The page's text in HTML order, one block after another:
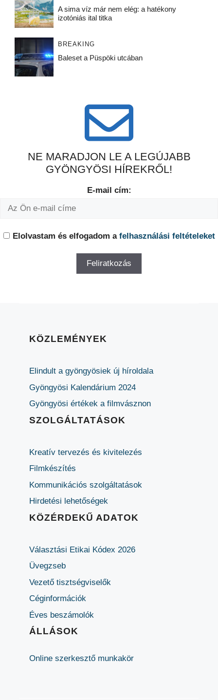
A sima víz már nem elég: a hatékony
izotóniás ital titka
BREAKING
Baleset a Püspöki utcában
NE MARADJON LE A LEGÚJABB
GYÖNGYÖSI HÍREKRŐL!
E-mail cím:
Elolvastam és elfogadom a felhasználási feltételeket
KÖZLEMÉNYEK
Elindult a gyöngyösiek új híroldala
Gyöngyösi Kalendárium 2024
Gyöngyösi értékek a filmvásznon
SZOLGÁLTATÁSOK
Kreatív tervezés és kivitelezés
Filmkészítés
Kommunikációs szolgáltatások
Hirdetési lehetőségek
KÖZÉRDEKŰ ADATOK
Választási Etikai Kódex 2026
Üvegzseb
Vezető tisztségviselők
Céginformációk
Éves beszámolók
ÁLLÁSOK
Online szerkesztő munkakör